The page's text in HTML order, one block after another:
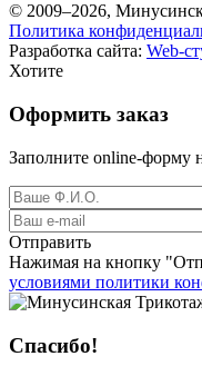
© 2009–2026,
Политика
Разработка сайта: Web-
Хотите
Оформить заказ
Заполните online-форму
Отправить
Нажимая на кнопку
условиями политики
Спасибо!